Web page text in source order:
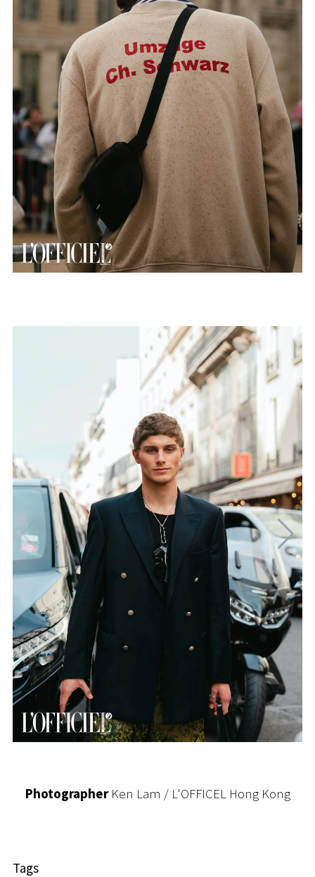
Photographer Ken Lam / L'OFFICEL Hong Kong
Tags